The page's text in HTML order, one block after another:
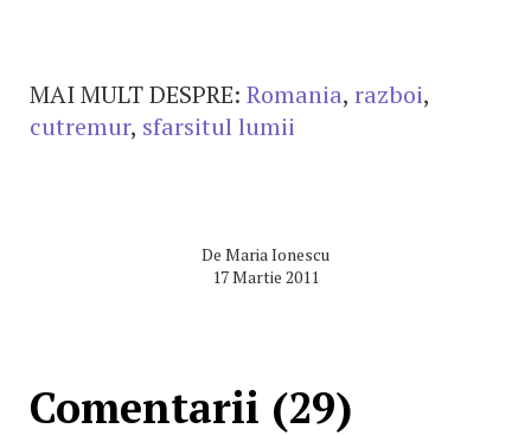
MAI MULT DESPRE: Romania, razboi,
cutremur, sfarsitul lumii
De Maria Ionescu
17 Martie 2011
Comentarii (29)